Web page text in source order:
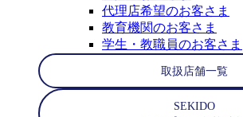
代理店希望のお客さま
教育機関のお客さま
学生・教職員のお客さま
取扱店舗一覧
SEKIDO